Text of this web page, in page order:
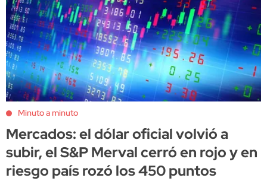
Minuto a minuto
Mercados: el dólar oficial volvió a
subir, el S&P Merval cerró en rojo y en
riesgo país rozó los 450 puntos